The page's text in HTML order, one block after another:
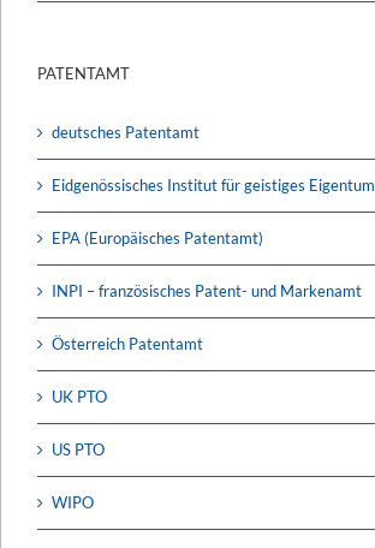
PATENTAMT
deutsches Patentamt
Eidgenössisches Institut für geistiges Eigentum
EPA (Europäisches Patentamt)
INPI – französisches Patent- und Markenamt
Österreich Patentamt
UK PTO
US PTO
WIPO